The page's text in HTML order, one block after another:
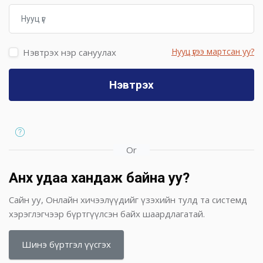
Нэвтрэх нэр сануулах Нууц үгээ мартсан уу?
Нэвтрэх
Or
Анх удаа хандаж байна уу?
Сайн уу, Онлайн хичээлүүдийг үзэхийн тулд та системд
хэрэглэгчээр бүртгүүлсэн байх шаардлагатай.
Шинэ бүртгэл үүсгэх